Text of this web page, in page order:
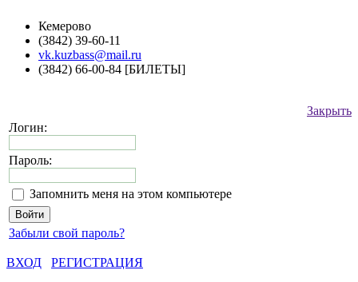
Кемерово
(3842) 39-60-11
vk.kuzbass@mail.ru
(3842) 66-00-84 [БИЛЕТЫ]
Закрыть
Логин:
Пароль:
Запомнить меня на этом компьютере
Забыли свой пароль?
ВХОД
РЕГИСТРАЦИЯ